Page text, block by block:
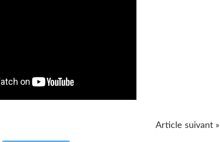
Article suivant »